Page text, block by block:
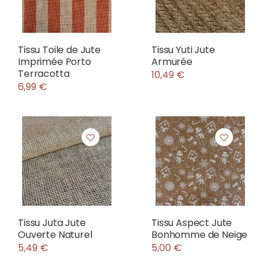
Tissu Toile de Jute
Imprimée Porto
Terracotta
6,99 €
Tissu Yuti Jute
Armurée
10,49 €
Tissu Juta Jute
Ouverte Naturel
5,49 €
Tissu Aspect Jute
Bonhomme de Neige
5,00 €